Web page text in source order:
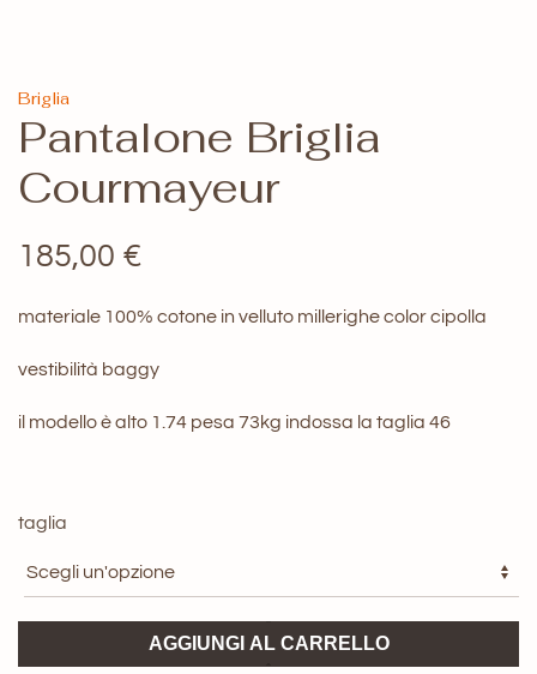
Briglia
Pantalone Briglia
Courmayeur
185,00 €
materiale 100% cotone in velluto millerighe color cipolla
vestibilità baggy
il modello è alto 1.74 pesa 73kg indossa la taglia 46
taglia
Briglia
AGGIUNGI AL CARRELLO